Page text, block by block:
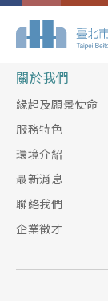
Index.php
關於我們
緣起及願景使命
服務特色
環境介紹
最新消息
聯絡我們
企業徵才